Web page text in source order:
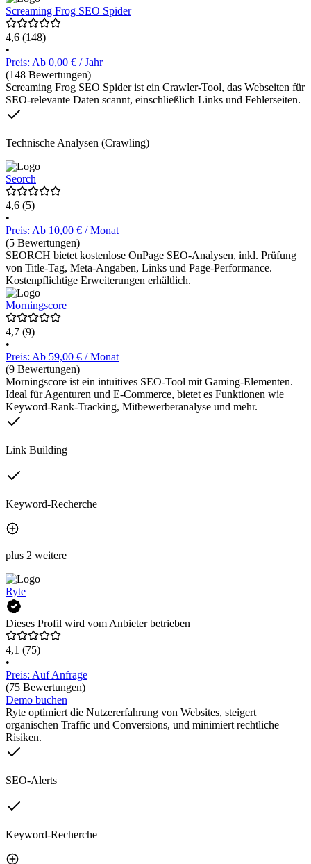
Screaming Frog SEO Spider
4,6 (148)
•
Preis: Ab 0,00 € / Jahr
(148 Bewertungen)
Screaming Frog SEO Spider ist ein Crawler-Tool, das Webseiten für
SEO-relevante Daten scannt, einschließlich Links und Fehlerseiten.
Technische Analysen (Crawling)
Seorch
4,6 (5)
•
Preis: Ab 10,00 € / Monat
(5 Bewertungen)
SEORCH bietet kostenlose OnPage SEO-Analysen, inkl. Prüfung
von Title-Tag, Meta-Angaben, Links und Page-Performance.
Kostenpflichtige Erweiterungen erhältlich.
Morningscore
4,7 (9)
•
Preis: Ab 59,00 € / Monat
(9 Bewertungen)
Morningscore ist ein intuitives SEO-Tool mit Gaming-Elementen.
Ideal für Agenturen und E-Commerce, bietet es Funktionen wie
Keyword-Rank-Tracking, Mitbewerberanalyse und mehr.
Link Building
Keyword-Recherche
plus 2 weitere
Ryte
Dieses Profil wird vom Anbieter betrieben
4,1 (75)
•
Preis: Auf Anfrage
(75 Bewertungen)
Demo buchen
Ryte optimiert die Nutzererfahrung von Websites, steigert
organischen Traffic und Conversions, und minimiert rechtliche
Risiken.
SEO-Alerts
Keyword-Recherche